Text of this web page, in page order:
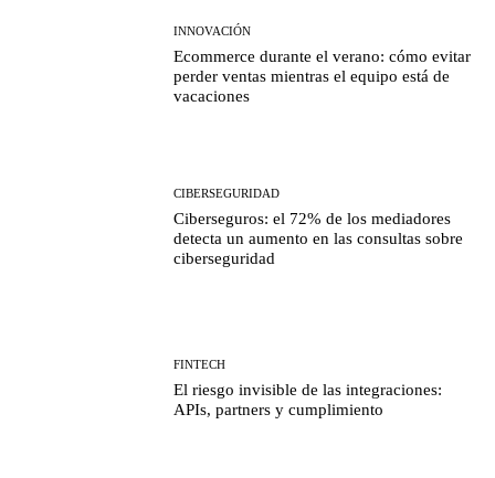
INNOVACIÓN
Ecommerce durante el verano: cómo evitar
perder ventas mientras el equipo está de
vacaciones
CIBERSEGURIDAD
Ciberseguros: el 72% de los mediadores
detecta un aumento en las consultas sobre
ciberseguridad
FINTECH
El riesgo invisible de las integraciones:
APIs, partners y cumplimiento